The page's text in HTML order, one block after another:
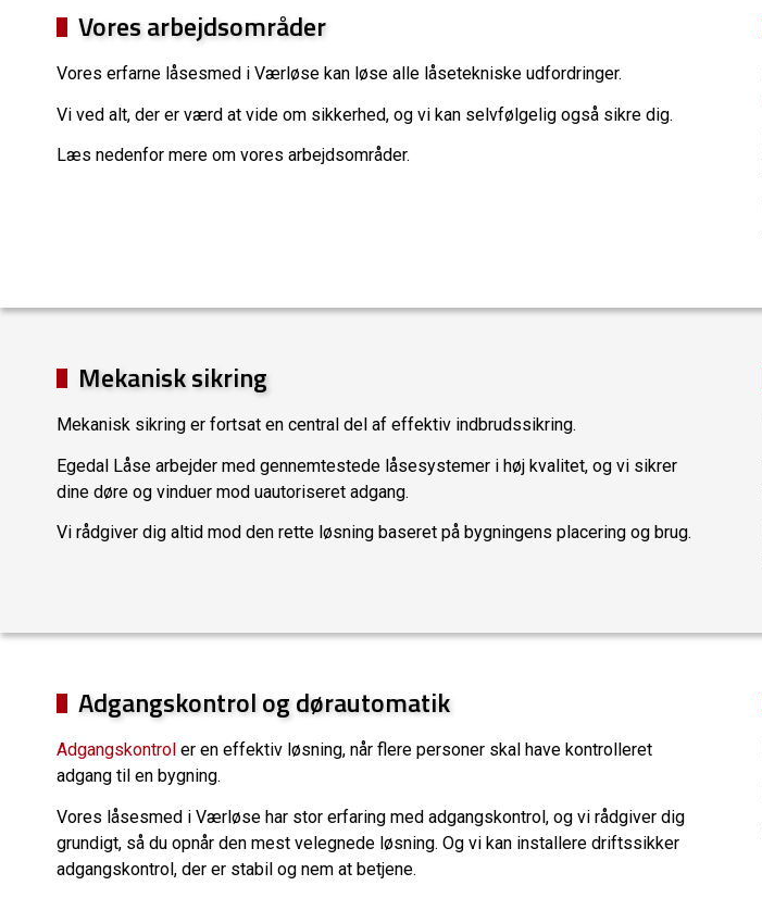
Vores arbejdsområder
Vores erfarne låsesmed i Værløse kan løse alle låsetekniske udfordringer.
Vi ved alt, der er værd at vide om sikkerhed, og vi kan selvfølgelig også sikre dig.
Læs nedenfor mere om vores arbejdsområder.
Mekanisk sikring
Mekanisk sikring er fortsat en central del af effektiv indbrudssikring.
Egedal Låse arbejder med gennemtestede låsesystemer i høj kvalitet, og vi sikrer
dine døre og vinduer mod uautoriseret adgang.
Vi rådgiver dig altid mod den rette løsning baseret på bygningens placering og brug.
Adgangskontrol og dørautomatik
Adgangskontrol er en effektiv løsning, når flere personer skal have kontrolleret
adgang til en bygning.
Vores låsesmed i Værløse har stor erfaring med adgangskontrol, og vi rådgiver dig
grundigt, så du opnår den mest velegnede løsning. Og vi kan installere driftssikker
adgangskontrol, der er stabil og nem at betjene.